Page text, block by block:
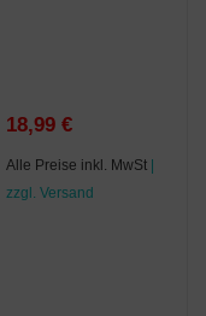
18,99 €
Alle Preise inkl. MwSt |
zzgl. Versand